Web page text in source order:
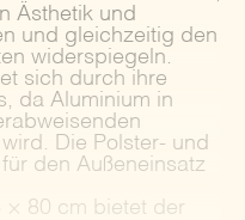
Ästhetik und
und gleichzeitig den
widerspiegeln.
sich durch ihre
da Aluminium in
Die Polster- und
den Außeneinsatz
× 80 cm bietet der